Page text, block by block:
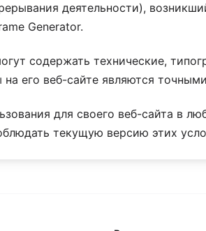
деятельности),
Generator.
содержать технические,
его веб-сайте являются
для своего веб-сайта в
текущую версию этих